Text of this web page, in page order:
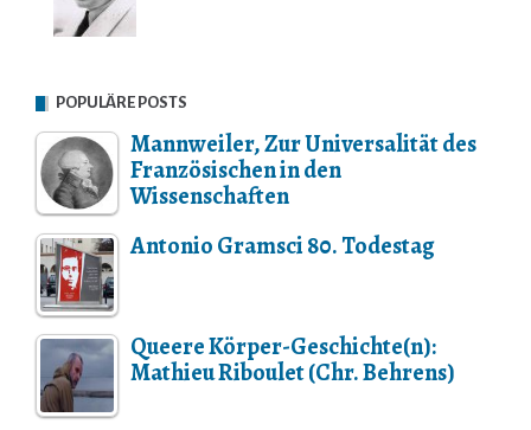
POPULÄRE POSTS
Mannweiler, Zur Universalität des
Französischen in den
Wissenschaften
Antonio Gramsci 80. Todestag
Queere Körper-Geschichte(n):
Mathieu Riboulet (Chr. Behrens)